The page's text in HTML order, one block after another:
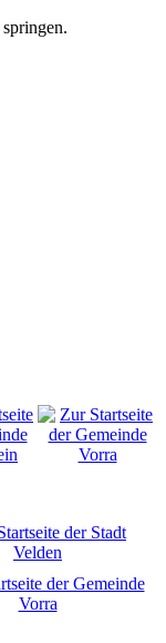
springen.